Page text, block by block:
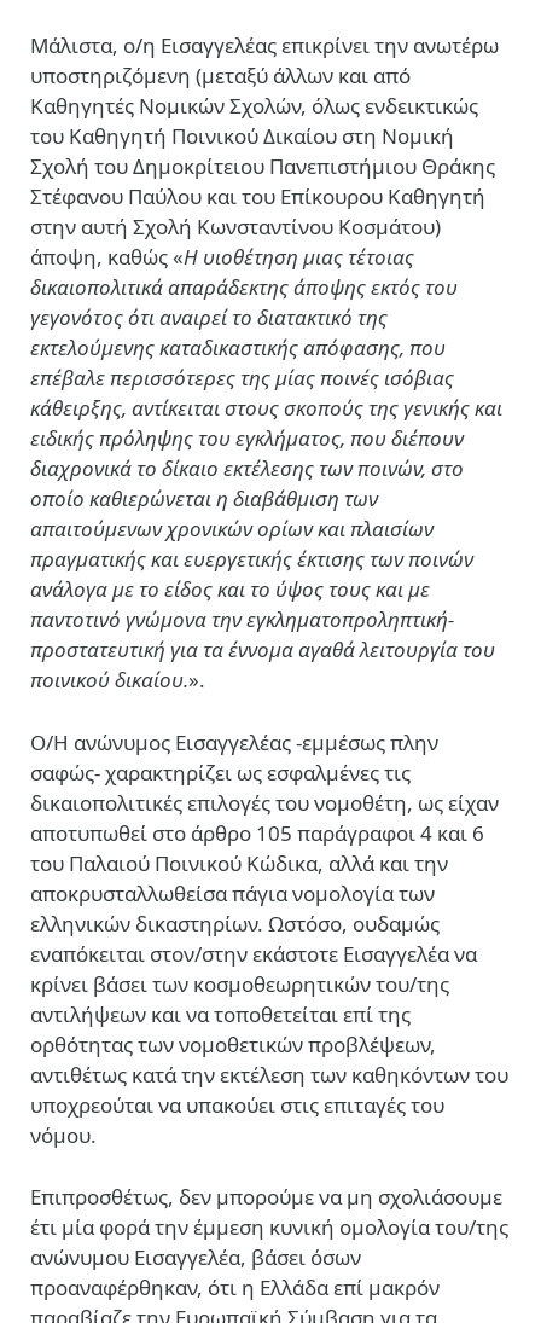
Μάλιστα, ο/η Εισαγγελέας επικρίνει την ανωτέρω
υποστηριζόμενη (μεταξύ άλλων και από
Καθηγητές Νομικών Σχολών, όλως ενδεικτικώς
του Καθηγητή Ποινικού Δικαίου στη Νομική
Σχολή του Δημοκρίτειου Πανεπιστήμιου Θράκης
Στέφανου Παύλου και του Επίκουρου Καθηγητή
στην αυτή Σχολή Κωνσταντίνου Κοσμάτου)
άποψη, καθώς «Η υιοθέτηση μιας τέτοιας
δικαιοπολιτικά απαράδεκτης άποψης εκτός του
γεγονότος ότι αναιρεί το διατακτικό της
εκτελούμενης καταδικαστικής απόφασης, που
επέβαλε περισσότερες της μίας ποινές ισόβιας
κάθειρξης, αντίκειται στους σκοπούς της γενικής και
ειδικής πρόληψης του εγκλήματος, που διέπουν
διαχρονικά το δίκαιο εκτέλεσης των ποινών, στο
οποίο καθιερώνεται η διαβάθμιση των
απαιτούμενων χρονικών ορίων και πλαισίων
πραγματικής και ευεργετικής έκτισης των ποινών
ανάλογα με το είδος και το ύψος τους και με
παντοτινό γνώμονα την εγκληματοπροληπτική-
προστατευτική για τα έννομα αγαθά λειτουργία του
ποινικού δικαίου.».
Ο/Η ανώνυμος Εισαγγελέας -εμμέσως πλην
σαφώς- χαρακτηρίζει ως εσφαλμένες τις
δικαιοπολιτικές επιλογές του νομοθέτη, ως είχαν
αποτυπωθεί στο άρθρο 105 παράγραφοι 4 και 6
του Παλαιού Ποινικού Κώδικα, αλλά και την
αποκρυσταλλωθείσα πάγια νομολογία των
ελληνικών δικαστηρίων. Ωστόσο, ουδαμώς
εναπόκειται στον/στην εκάστοτε Εισαγγελέα να
κρίνει βάσει των κοσμοθεωρητικών του/της
αντιλήψεων και να τοποθετείται επί της
ορθότητας των νομοθετικών προβλέψεων,
αντιθέτως κατά την εκτέλεση των καθηκόντων του
υποχρεούται να υπακούει στις επιταγές του
νόμου.
Επιπροσθέτως, δεν μπορούμε να μη σχολιάσουμε
έτι μία φορά την έμμεση κυνική ομολογία του/της
ανώνυμου Εισαγγελέα, βάσει όσων
προαναφέρθηκαν, ότι η Ελλάδα επί μακρόν
παραβίαζε την Ευρωπαϊκή Σύμβαση για τα